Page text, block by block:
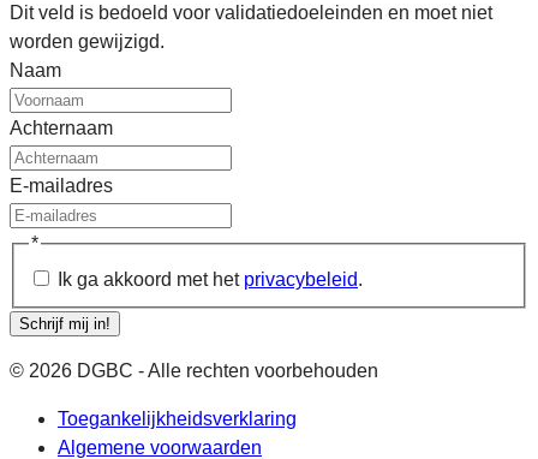
Dit veld is bedoeld voor validatiedoeleinden en moet niet
worden gewijzigd.
Naam
Achternaam
E-mailadres
*
Ik ga akkoord met het privacybeleid.
Schrijf mij in!
© 2026 DGBC - Alle rechten voorbehouden
Toegankelijkheidsverklaring
Algemene voorwaarden